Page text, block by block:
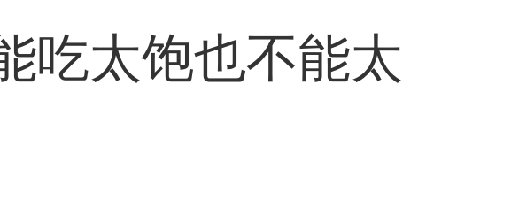
吃太饱也不能太